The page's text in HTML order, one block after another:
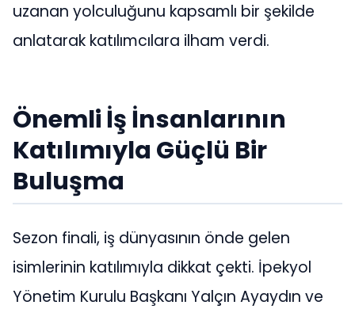
uzanan yolculuğunu kapsamlı bir şekilde
anlatarak katılımcılara ilham verdi.
Önemli İş İnsanlarının
Katılımıyla Güçlü Bir
Buluşma
Sezon finali, iş dünyasının önde gelen
isimlerinin katılımıyla dikkat çekti. İpekyol
Yönetim Kurulu Başkanı Yalçın Ayaydın ve